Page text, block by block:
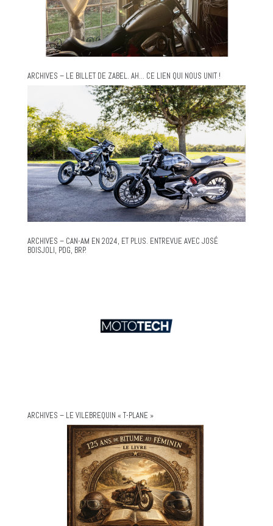
ARCHIVES – LE BILLET DE ZABEL. AH… CE LIEN QUI NOUS UNIT !
ARCHIVES – CAN-AM EN 2024, ET PLUS. ENTREVUE AVEC JOSÉ
BOISJOLI, PDG, BRP.
ARCHIVES – LE VILEBREQUIN « T-PLANE »